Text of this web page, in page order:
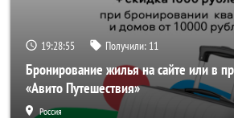
19:28:55 Получили: 11
Бронирование жилья на сайте или в
«Авито Путешествия»
Россия